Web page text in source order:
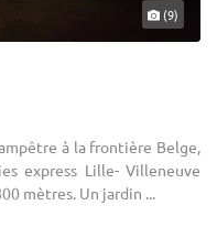
(9)
à la frontière Belge,
express Lille- Villeneuve
mètres. Un jardin ...